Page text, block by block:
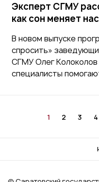
Эксперт СГМУ
как сон меняет
В новом выпуске
спросить»
СГМУ Олег Колоколов
специалисты
1 2 3 4